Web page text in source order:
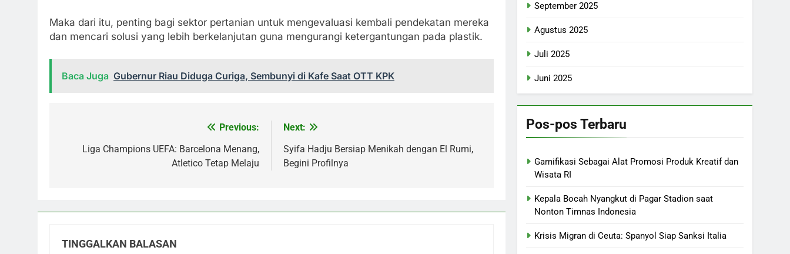
Maka dari itu, penting bagi sektor pertanian untuk mengevaluasi kembali pendekatan mereka
dan mencari solusi yang lebih berkelanjutan guna mengurangi ketergantungan pada plastik.
Baca Juga Gubernur Riau Diduga Curiga, Sembunyi di Kafe Saat OTT KPK
pos
Previous:
Liga Champions UEFA: Barcelona Menang,
Atletico Tetap Melaju
Next:
Syifa Hadju Bersiap Menikah dengan El Rumi,
Begini Profilnya
TINGGALKAN BALASAN
September 2025
Agustus 2025
Juli 2025
Juni 2025
Pos-pos Terbaru
Gamifikasi Sebagai Alat Promosi Produk Kreatif dan
Wisata RI
Kepala Bocah Nyangkut di Pagar Stadion saat
Nonton Timnas Indonesia
Krisis Migran di Ceuta: Spanyol Siap Sanksi Italia